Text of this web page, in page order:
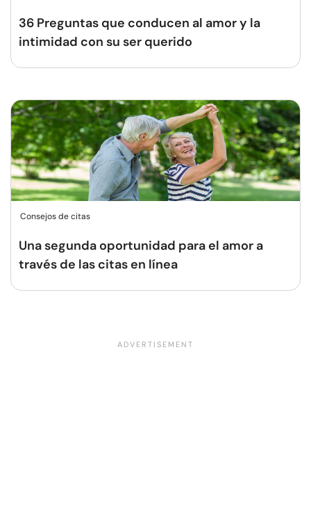
36 Preguntas que conducen al amor y la
intimidad con su ser querido
Consejos de citas
Una segunda oportunidad para el amor a
través de las citas en línea